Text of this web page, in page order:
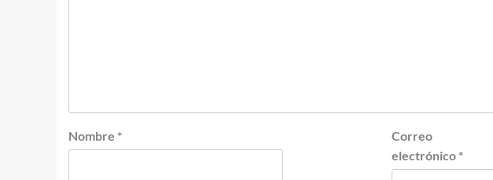
Nombre *
Correo
electrónico *